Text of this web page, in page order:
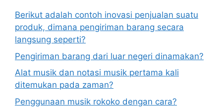
Berikut adalah contoh inovasi penjualan suatu
produk, dimana pengiriman barang secara
langsung seperti?
Pengiriman barang dari luar negeri dinamakan?
Alat musik dan notasi musik pertama kali
ditemukan pada zaman?
Penggunaan musik rokoko dengan cara?